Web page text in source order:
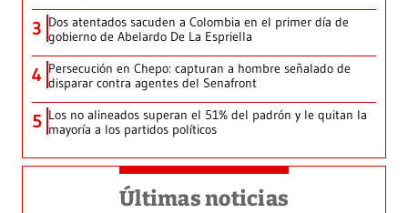
3 Dos atentados sacuden a Colombia en el primer día de
gobierno de Abelardo De La Espriella
4 Persecución en Chepo: capturan a hombre señalado de
disparar contra agentes del Senafront
5 Los no alineados superan el 51% del padrón y le quitan la
mayoría a los partidos políticos
Últimas noticias